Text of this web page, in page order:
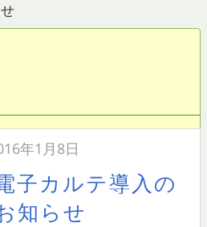
年1月8日
子カルテ導入の
知らせ